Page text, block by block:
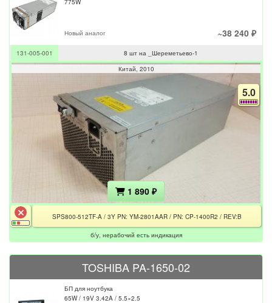
775W
Новый аналог ~38 240 ₽
131-005-001
8 шт на _Шереметьево-1
Китай 2010
5.0
1 890 ₽
SPS800-512TF-A / 3Y PN: YM-2801AAR / PN: CP-1400R2 / REV:B
б/у, нерабочий есть индикация
TOSHIBA PA-1650-02
БП для ноутбука
65W / 19V 3.42A / 5.5×2.5